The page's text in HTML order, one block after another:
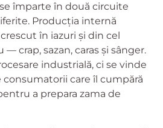
împarte în două circuite
Producția internă
în iazuri și din cel
crap, sazan, caras și sânger.
industrială, ci se vinde
care îl cumpără
a prepara zama de